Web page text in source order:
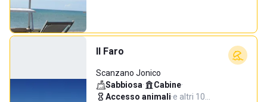
Il Faro
Scanzano Jonico
Sabbiosa· Cabine·
Accesso animali·e altri 10…